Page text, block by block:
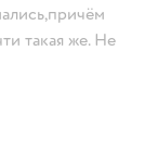
такая же. Не